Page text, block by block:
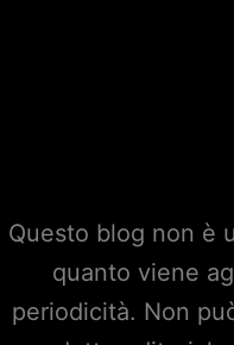
Questo blog non è
quanto viene
periodicità. Non